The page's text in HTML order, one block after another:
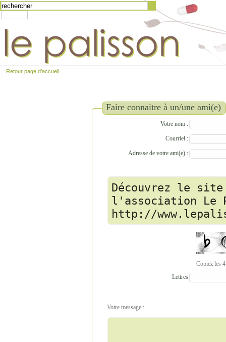
Retour page d'accueil
Faire connaitre à un/une ami(e)
Votre nom :
Courriel :
Adresse de votre ami(e) :
Copiez les
Lettres
Votre message :